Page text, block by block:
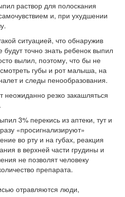
раствор для полоскания
и, при ухудшении
ситуацией, что обнаружив
будут точно знать ребенок выпил
вылил, поэтому, что бы не
губы и рот малыша, на
и следы пенообразования.
неожиданно резко закашляться
3% перекись из аптеки, тут и
«просигнализируют»
во рту и на губах, реакция
в верхней части грудины и
не позволят человеку
препарата.
отравляются люди,